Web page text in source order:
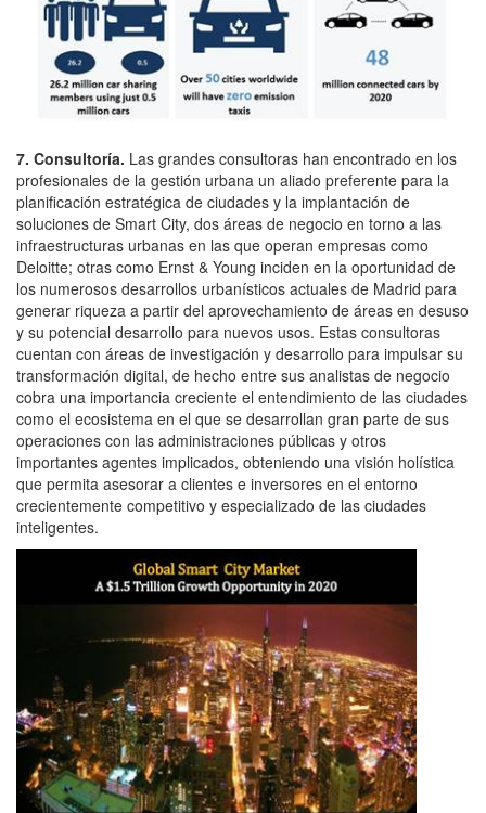
7. Consultoría. Las grandes consultoras han encontrado en los
profesionales de la gestión urbana un aliado preferente para la
planificación estratégica de ciudades y la implantación de
soluciones de Smart City, dos áreas de negocio en torno a las
infraestructuras urbanas en las que operan empresas como
Deloitte; otras como Ernst & Young inciden en la oportunidad de
los numerosos desarrollos urbanísticos actuales de Madrid para
generar riqueza a partir del aprovechamiento de áreas en desuso
y su potencial desarrollo para nuevos usos. Estas consultoras
cuentan con áreas de investigación y desarrollo para impulsar su
transformación digital, de hecho entre sus analistas de negocio
cobra una importancia creciente el entendimiento de las ciudades
como el ecosistema en el que se desarrollan gran parte de sus
operaciones con las administraciones públicas y otros
importantes agentes implicados, obteniendo una visión holística
que permita asesorar a clientes e inversores en el entorno
crecientemente competitivo y especializado de las ciudades
inteligentes.